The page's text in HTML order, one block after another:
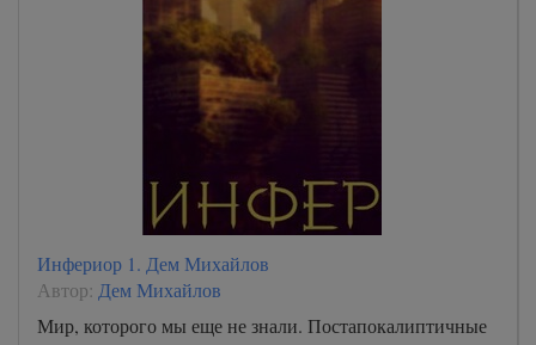
Инфериор 1. Дем Михайлов
Автор: Дем Михайлов
Мир, которого мы еще не знали. Постапокалиптичные